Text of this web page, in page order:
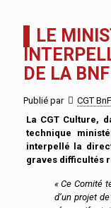
▌LE
DE LA BNF
Publié par CGT BnF
La CGT Culture,
technique
interpellé la
graves difficultés
« Ce Comité
d’un projet